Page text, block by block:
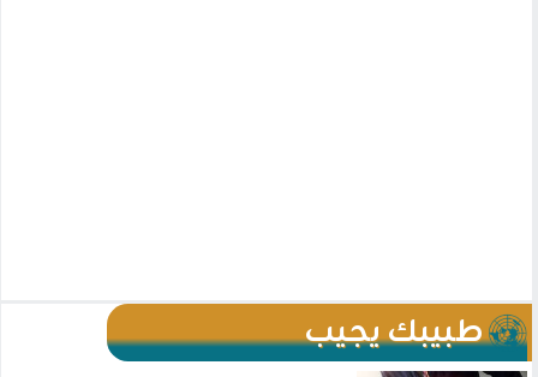
طبيبك يجيب